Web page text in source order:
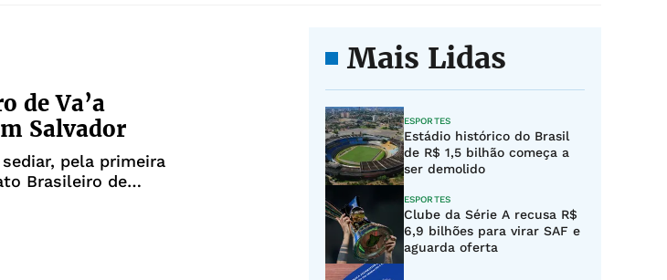
de Va’a
Salvador
pela primeira
Brasileiro de
Mais Lidas
ESPORTES
Estádio histórico do Brasil
de R$ 1,5 bilhão começa a
ser demolido
ESPORTES
Clube da Série A recusa R$
6,9 bilhões para virar SAF e
aguarda oferta